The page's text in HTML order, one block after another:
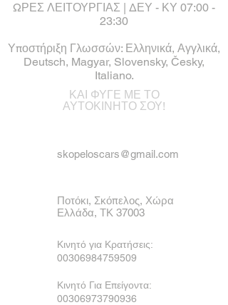
ΩΡΕΣ ΛΕΙΤΟΥΡΓΙΑΣ | ΔΕΥ - ΚΥ 07:00 -
23:30
Υποστήριξη Γλωσσών: Ελληνικά, Αγγλικά,
Deutsch, Magyar, Slovensky, Česky,
Italiano.
ΚΑΙ ΦΥΓΕ ΜΕ ΤΟ
ΑΥΤΟΚΙΝΗΤΟ ΣΟΥ!
skopeloscars@gmail.com
Ποτόκι, Σκόπελος, Χώρα
Ελλάδα, ΤΚ 37003
Κινητό για Κρατήσεις:
00306984759509
Κινητό Για Επείγοντα:
00306973790936